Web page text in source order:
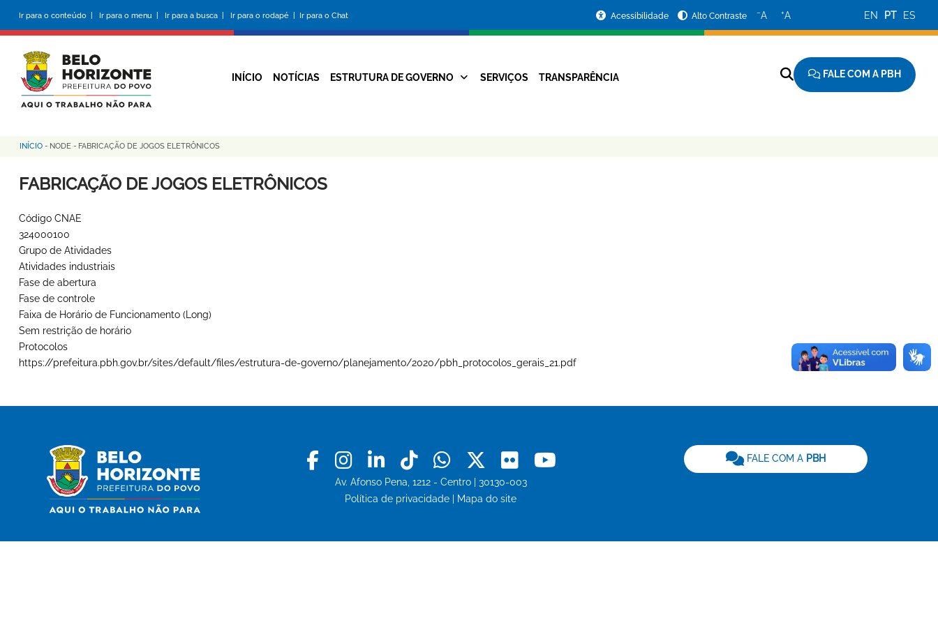
conteúdo
principal
Ir para o conteúdo | Ir para o menu | Ir para a busca | Ir para o rodapé | Ir para o Chat
da
Prefeitura
Acessibilidade Alto Contraste −A +A EN PT ES
Navegação
INÍCIO NOTÍCIAS ESTRUTURA DE GOVERNO SERVIÇOS TRANSPARÊNCIA FALE COM A PBH
Trilha
de
INÍCIO - NODE - FABRICAÇÃO DE JOGOS ELETRÔNICOS
FABRICAÇÃO DE JOGOS ELETRÔNICOS
Código CNAE
324000100
Grupo de Atividades
Atividades industriais
Fase de abertura
Fase de controle
Faixa de Horário de Funcionamento (Long)
Sem restrição de horário
Protocolos
https://prefeitura.pbh.gov.br/sites/default/files/estrutura-de-governo/planejamento/2020/pbh_protocolos_gerais_21.pdf
Facebook
Instagram
LinkedinTiktokWhatsapp
X Flickr
Av. Afonso Pena, 1212 - Centro | 30130-003
Política de privacidade
Mapa do site
FALE COM A PBH